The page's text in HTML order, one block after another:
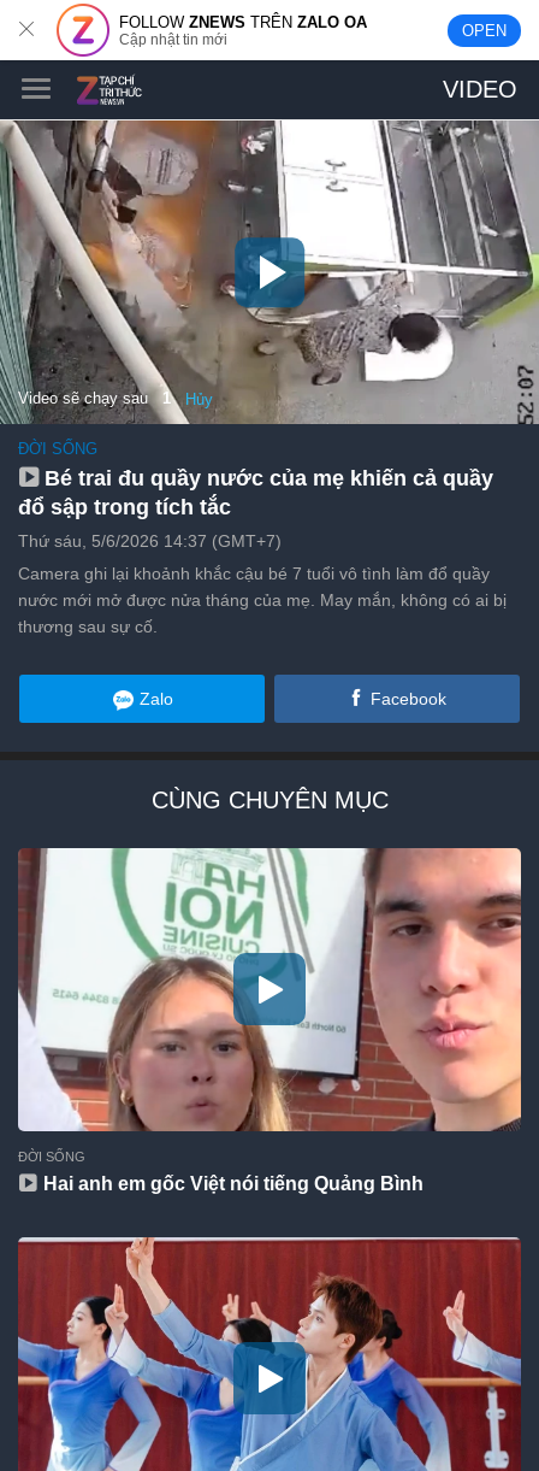
FOLLOWZNEWS TRÊNZALO OA
Cập nhật tin mới OPEN
VIDEO
ĐỜI SỐNG
Bé trai đu quầy nước của mẹ khiến cả quầy
đổ sập trong tích tắc
Thứ sáu, 5/6/2026 14:37 (GMT+7)
Video sẽ chạy sau 0 Hủy
Camera ghi lại khoảnh khắc cậu bé 7 tuổi vô tình làm đổ quầy
nước mới mở được nửa tháng của mẹ. May mắn, không có ai bị
thương sau sự cố.
Zalo Facebook
ĐỜI SỐNG
Hai anh em gốc Việt nói tiếng Quảng Bình